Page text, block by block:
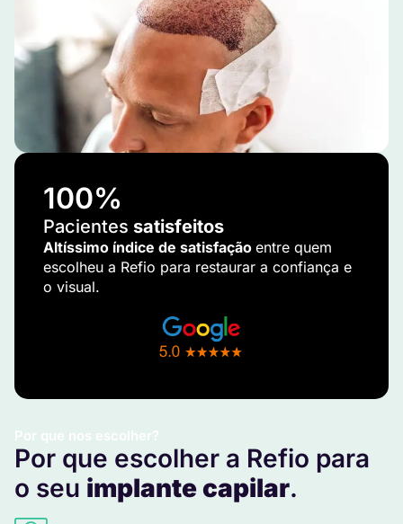
Por que nos escolher?
Por que escolher a Refio para
o seu implante capilar.
100%
Pacientes satisfeitos
Altíssimo índice de satisfação entre quem
escolheu a Refio para restaurar a confiança e
o visual.